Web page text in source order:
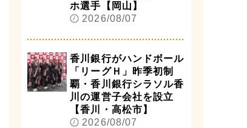
ホ選手【岡山】
2026/08/07
香川銀行がハンドボール
「リーグＨ」昨季初制
覇・香川銀行シラソル香
川の運営子会社を設立
【香川・高松市】
2026/08/07